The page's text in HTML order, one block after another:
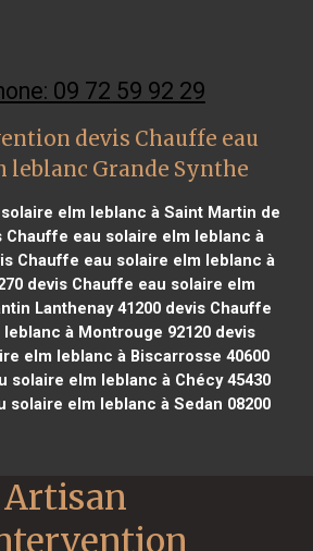
09 72 59 92 29
devis Chauffe eau
leblanc Grande Synthe
elm leblanc à Saint Martin de
Chauffe eau solaire elm leblanc à
Chauffe eau solaire elm leblanc à
devis Chauffe eau solaire elm
Lanthenay 41200devis Chauffe
à Montrouge 92120 devis
elm leblanc à Biscarrosse 40600
solaire elm leblanc à Chécy 45430
solaire elm leblanc à Sedan 08200
Artisan